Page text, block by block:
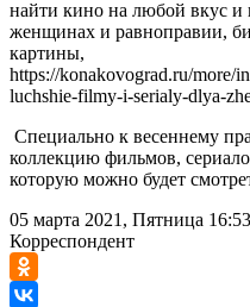
найти кино на любой вкус
женщинах и равноправии,
картины,
https://konakovograd.ru/more/
luchshie-filmy-i-serialy-dlya-
Специально к весеннему
коллекцию фильмов,
которую можно будет
05 марта 2021, Пятница 16:53
Корреспондент